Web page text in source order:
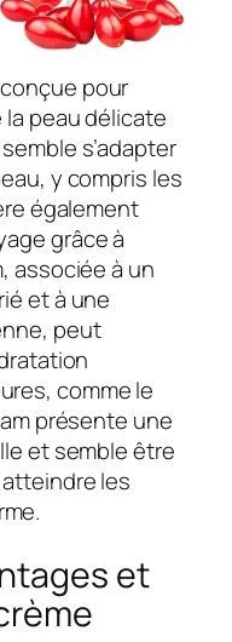
pour
peau délicate
s’adapter
y compris les
également
grâce à
associée à un
et à une
peut
comme le
présente une
et semble être
les
et